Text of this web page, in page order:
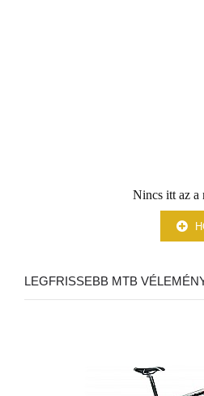
Nincs itt az a
LEGFRISSEBB MTB